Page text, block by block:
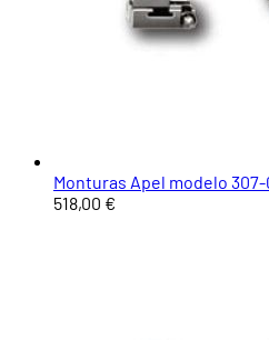
Monturas Apel modelo 307-
518,00 €